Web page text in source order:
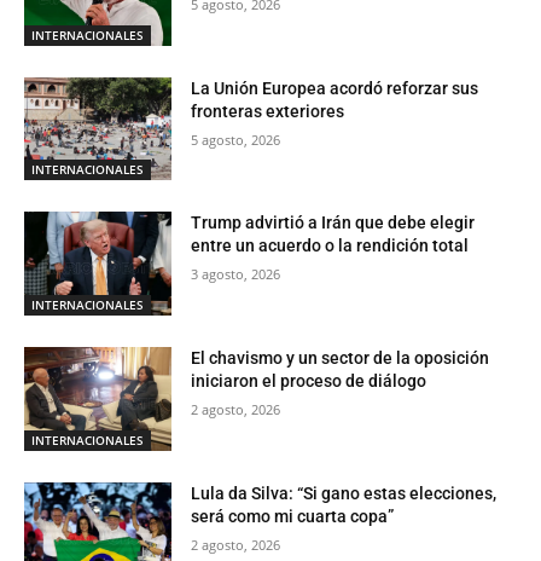
INTERNACIONALES
5 agosto, 2026
INTERNACIONALES
La Unión Europea acordó reforzar sus
fronteras exteriores
5 agosto, 2026
INTERNACIONALES
Trump advirtió a Irán que debe elegir
entre un acuerdo o la rendición total
3 agosto, 2026
INTERNACIONALES
El chavismo y un sector de la oposición
iniciaron el proceso de diálogo
2 agosto, 2026
Lula da Silva: “Si gano estas elecciones,
será como mi cuarta copa”
2 agosto, 2026